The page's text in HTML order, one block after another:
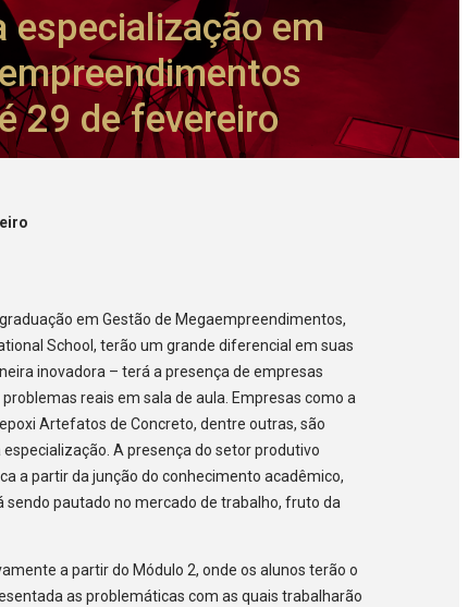
especialização em
29 de fevereiro
em Gestão de Megaempreendimentos,
School, terão um grande diferencial em suas
inovadora – terá a presença de empresas
reais em sala de aula. Empresas como a
Artefatos de Concreto, dentre outras, são
A presença do setor produtivo
a partir da junção do conhecimento acadêmico,
pautado no mercado de trabalho, fruto da
a partir do Módulo 2, onde os alunos terão o
as problemáticas com as quais trabalharão